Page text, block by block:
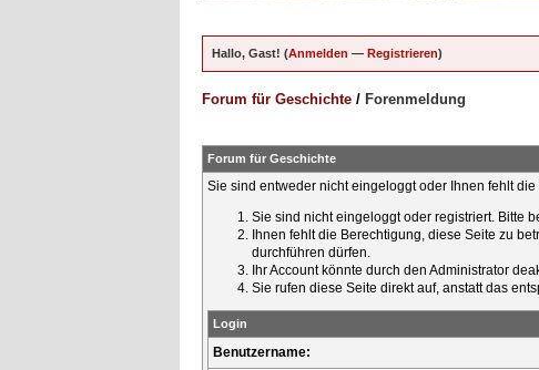
Hallo, Gast! (Anmelden — Registrieren)
Forum für Geschichte / Forenmeldung
Forum für Geschichte
Sie sind entweder nicht eingeloggt oder Ihnen fehlt
Sie sind nicht eingeloggt oder registriert. Bitte
Ihnen fehlt die Berechtigung, diese Seite zu
durchführen dürfen.
Ihr Account könnte durch den Administrator
Sie rufen diese Seite direkt auf, anstatt das
Login
Benutzername: